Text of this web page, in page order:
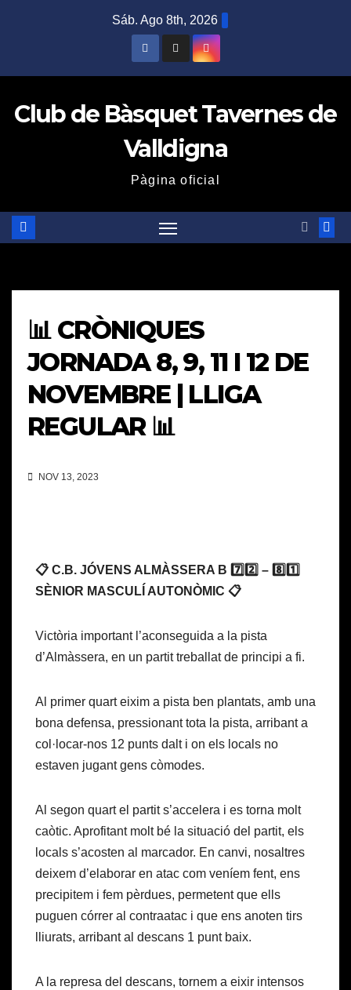
Sáb. Ago 8th, 2026
Club de Bàsquet Tavernes de
Valldigna
Pàgina oficial
📊 CRÒNIQUES
JORNADA 8, 9, 11 I 12 DE
NOVEMBRE | LLIGA
REGULAR 📊
NOV 13, 2023
📋 C.B. JÓVENS ALMÀSSERA B 7️⃣2️⃣ – 8️⃣1️⃣
SÈNIOR MASCULÍ AUTONÒMIC 📋
Victòria important l’aconseguida a la pista
d’Almàssera, en un partit treballat de principi a fi.
Al primer quart eixim a pista ben plantats, amb una
bona defensa, pressionant tota la pista, arribant a
col·locar-nos 12 punts dalt i on els locals no
estaven jugant gens còmodes.
Al segon quart el partit s’accelera i es torna molt
caòtic. Aprofitant molt bé la situació del partit, els
locals s’acosten al marcador. En canvi, nosaltres
deixem d’elaborar en atac com veníem fent, ens
precipitem i fem pèrdues, permetent que ells
puguen córrer al contraatac i que ens anoten tirs
lliurats, arribant al descans 1 punt baix.
A la represa del descans, tornem a eixir intensos